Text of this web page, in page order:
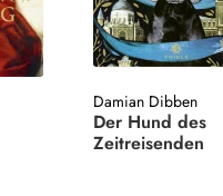
Damian Dibben
Der Hund des
Zeitreisenden